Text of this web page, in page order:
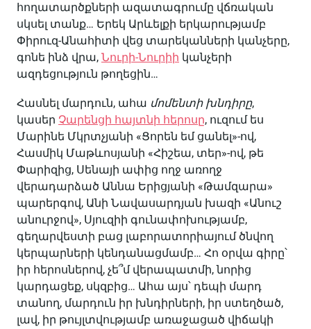
հողատարծքների ազատագրումը վճռական
սկսել տանք… Երեկ Արևելքի երկարությամբ
Փիրուզ-Անահիտի վեց տարեկանների կանչերը,
գոնե ինձ վրա, Նուրի-Նուրիի կանչերի
ազդեցություն թողեցին…
Հասնել մարդուն, ահա մոմենտի խնդիրը,
կասեր Չարենցի հայտնի հերոսը, ուզում ես
Մարինե Մկրտչյանի «Ցորեն եմ ցանել»-ով,
Հասմիկ Մաթևոսյանի «Հիշեա, տեր»-ով, թե
Փարիզից, Սենայի ափից ողջ առողջ
վերադարձած Աննա Երիցյանի «Թամզարա»
պարերգով, Անի Նավասարդյան խազի «Անուշ
անուրջով», Սյուզիի գունափոխությամբ,
գեղարվեստի բաց լաբորատորիայում ծնվող
կերպարների կենդանացմամբ… Հո օրվա գիրը՝
իր հերոսներով, չե՞մ վերապատմի, նորից
կարդացեք, սկզբից… Ահա այս՝ դեպի մարդ
տանող, մարդուն իր խնդիրների, իր ստեղծած,
լավ, իր թույլտվությամբ առաջացած վիճակի